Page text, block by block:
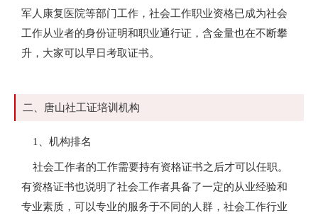
军人康复医院等部门工作，社会工作职业资格已成为社会
工作从业者的身份证明和职业通行证，含金量也在不断攀
升，大家可以早日考取证书。
二、唐山社工证培训机构
1、机构排名
社会工作者的工作需要持有资格证书之后才可以任职。
有资格证书也说明了社会工作者具备了一定的从业经验和
专业素质，可以专业的服务于不同的人群，社会工作行业